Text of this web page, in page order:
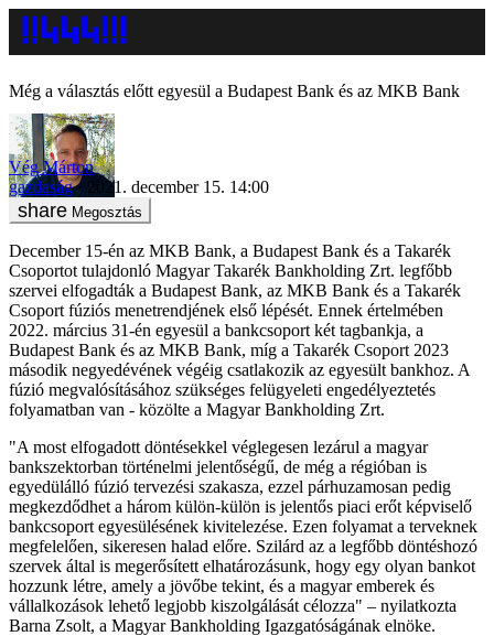
Még a választás előtt egyesül a Budapest Bank és az MKB Bank
Vég Márton
gazdaság
2021. december 15. 14:00
Megosztás
December 15-én az MKB Bank, a Budapest Bank és a Takarék
Csoportot tulajdonló Magyar Takarék Bankholding Zrt. legfőbb
szervei elfogadták a Budapest Bank, az MKB Bank és a Takarék
Csoport fúziós menetrendjének első lépését. Ennek értelmében
2022. március 31-én egyesül a bankcsoport két tagbankja, a
Budapest Bank és az MKB Bank, míg a Takarék Csoport 2023
második negyedévének végéig csatlakozik az egyesült bankhoz. A
fúzió megvalósításához szükséges felügyeleti engedélyeztetés
folyamatban van - közölte a Magyar Bankholding Zrt.
"A most elfogadott döntésekkel véglegesen lezárul a magyar
bankszektorban történelmi jelentőségű, de még a régióban is
egyedülálló fúzió tervezési szakasza, ezzel párhuzamosan pedig
megkezdődhet a három külön-külön is jelentős piaci erőt képviselő
bankcsoport egyesülésének kivitelezése. Ezen folyamat a terveknek
megfelelően, sikeresen halad előre. Szilárd az a legfőbb döntéshozó
szervek által is megerősített elhatározásunk, hogy egy olyan bankot
hozzunk létre, amely a jövőbe tekint, és a magyar emberek és
vállalkozások lehető legjobb kiszolgálását célozza" – nyilatkozta
Barna Zsolt, a Magyar Bankholding Igazgatóságának elnöke.